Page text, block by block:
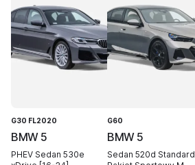
G30 FL2020
BMW 5
PHEV Sedan 530e
G60
BMW 5
Sedan 520d Standard